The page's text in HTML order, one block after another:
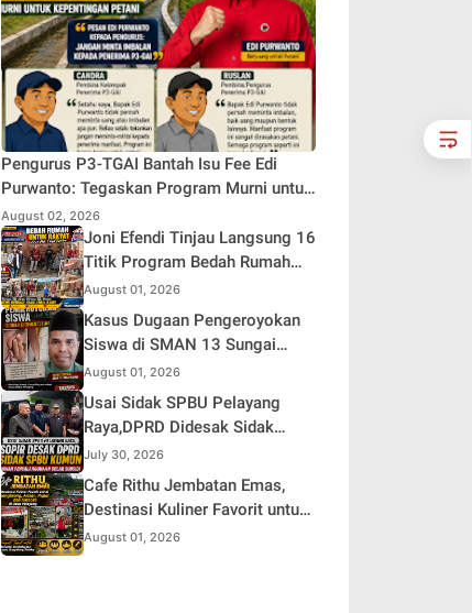
Pengurus P3-TGAI Bantah Isu Fee Edi
Purwanto: Tegaskan Program Murni untuk
Kepentingan Petani
August 02, 2026
Joni Efendi Tinjau Langsung 16
Titik Program Bedah Rumah
Aspirasi DPR RI Dr. H. Edi
Purwanto di Kecamatan
Gunung Kerinci
August 01, 2026
Kasus Dugaan Pengeroyokan
Siswa di SMAN 13 Sungai
Tutung, Keluarga Pertanyakan
Tanggung Jawab Kepsek
August 01, 2026
Usai Sidak SPBU Pelayang
Raya,DPRD Didesak Sidak
SPBU Kumun Diduga Rawan
Penyalahgunaan Solar Subsidi
July 30, 2026
Cafe Rithu Jembatan Emas,
Destinasi Kuliner Favorit untuk
Nongkrong, Arisan, Rapat, dan
Karaoke di Desa Pelayang
August 01, 2026